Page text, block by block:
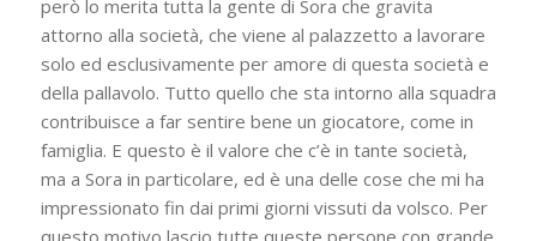
però lo merita tutta la gente di Sora che gravita
attorno alla società, che viene al palazzetto a lavorare
solo ed esclusivamente per amore di questa società e
della pallavolo. Tutto quello che sta intorno alla squadra
contribuisce a far sentire bene un giocatore, come in
famiglia. E questo è il valore che c’è in tante società,
ma a Sora in particolare, ed è una delle cose che mi ha
impressionato fin dai primi giorni vissuti da volsco. Per
questo motivo lascio tutte queste persone con grande